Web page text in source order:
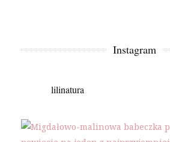
Instagram
lilinatura